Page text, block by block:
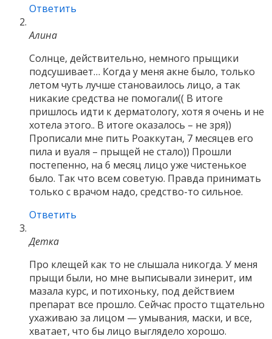
Ответить
Алина
Солнце, действительно, немного прыщики
подсушивает… Когда у меня акне было, только
летом чуть лучше становаилось лицо, а так
никакие средства не помогали(( В итоге
пришлось идти к дерматологу, хотя я очень и не
хотела этого.. В итоге оказалось – не зря))
Прописали мне пить Роаккутан, 7 месяцев его
пила и вуаля – прыщей не стало)) Прошли
постепенно, на 6 месяц лицо уже чистенькое
было. Так что всем советую. Правда принимать
только с врачом надо, средство-то сильное.
Ответить
Детка
Про клещей как то не слышала никогда. У меня
прыщи были, но мне выписывали зинерит, им
мазала курс, и потихоньку, под действием
препарат все прошло. Сейчас просто тщательно
ухаживаю за лицом — умывания, маски, и все,
хватает, что бы лицо выглядело хорошо.